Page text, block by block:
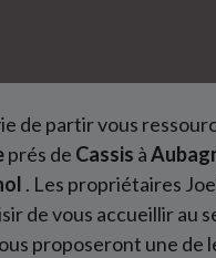
de partir vous
prés de Cassis à
. Les propriétaires
de vous accueillir au
proposeront une de